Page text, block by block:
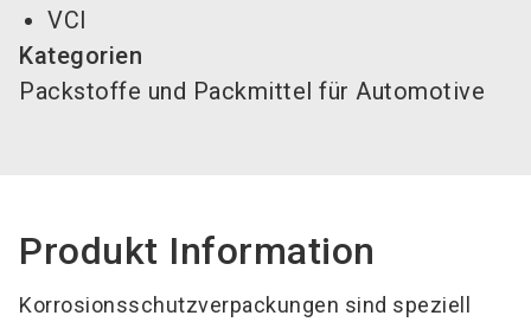
VCI
Kategorien
Packstoffe und Packmittel für Automotive
Produkt Information
Korrosionsschutzverpackungen sind speziell